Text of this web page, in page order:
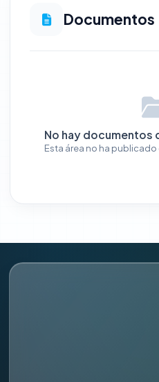
Documentos
No hay documentos
Esta área no ha